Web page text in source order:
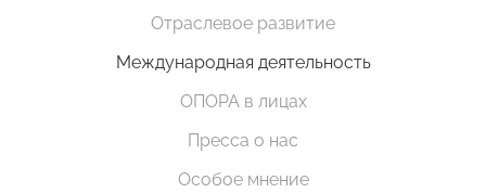
Отраслевое развитие
Международная деятельность
ОПОРА в лицах
Пресса о нас
Особое мнение